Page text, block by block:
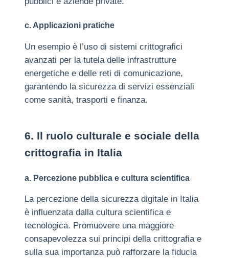
c. Applicazioni pratiche
Un esempio è l’uso di sistemi crittografici
avanzati per la tutela delle infrastrutture
energetiche e delle reti di comunicazione,
garantendo la sicurezza di servizi essenziali
come sanità, trasporti e finanza.
6. Il ruolo culturale e sociale della
crittografia in Italia
a. Percezione pubblica e cultura scientifica
La percezione della sicurezza digitale in Italia
è influenzata dalla cultura scientifica e
tecnologica. Promuovere una maggiore
consapevolezza sui principi della crittografia e
sulla sua importanza può rafforzare la fiducia